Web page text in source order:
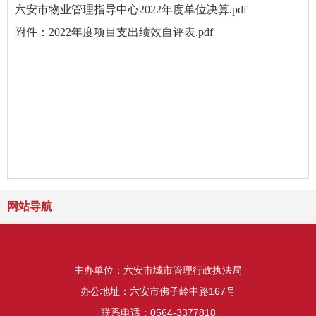
六安市物业管理指导中心2022年度单位决算.pdf
附件：2022年度项目支出绩效自评表.pdf
网站导航
主办单位：六安市城市管理行政执法局
办公地址：六安市佛子岭中路167号
联系电话：0564-3377818